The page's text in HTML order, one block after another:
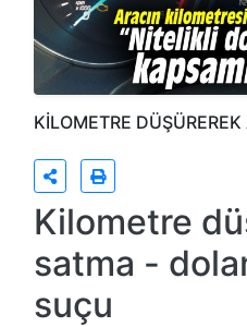
KİLOMETRE
Kilometre
satma -
suçu